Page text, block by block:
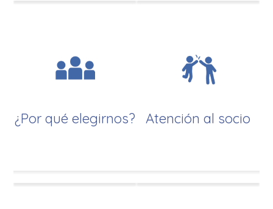
¿Por qué elegirnos? Atención al socio